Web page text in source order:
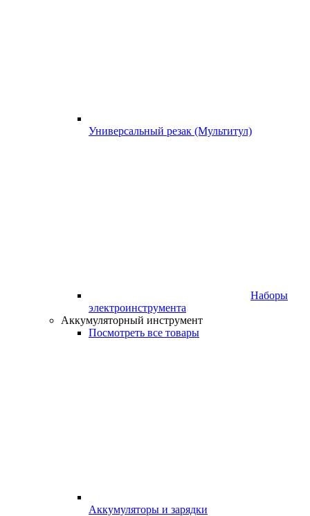
Универсальный резак (Мультитул)
Наборы
электроинструмента
Аккумуляторный инструмент
Посмотреть все товары
Аккумуляторы и зарядки